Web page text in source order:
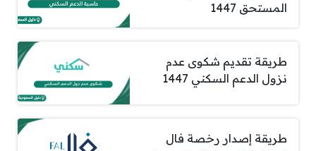
المستحق 1447
طريقة تقديم شكوى عدم
نزول الدعم السكني 1447
طريقة إصدار رخصة فال